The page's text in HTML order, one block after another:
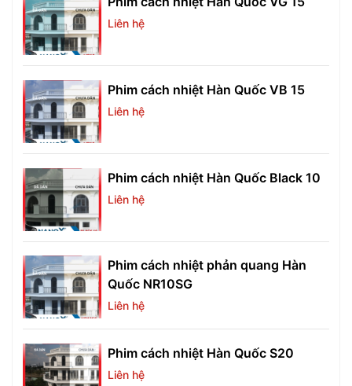
Liên hệ
Phim cách nhiệt Hàn Quốc VB 15
Liên hệ
Phim cách nhiệt Hàn Quốc Black 10
Liên hệ
Phim cách nhiệt phản quang Hàn
Quốc NR10SG
Liên hệ
Phim cách nhiệt Hàn Quốc S20
Liên hệ